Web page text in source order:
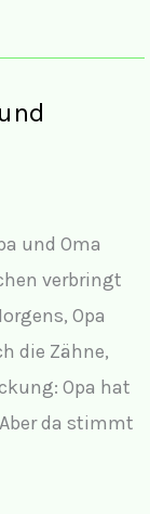
und Oma
verbringt
Opa
die Zähne,
Opa hat
da stimmt